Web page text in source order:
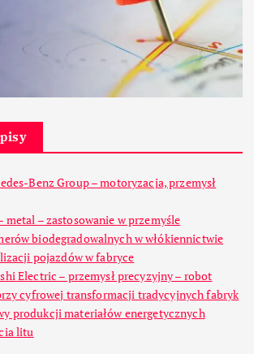
Benz Group – motoryzacja, przemysł
metal – zastosowanie w przemyśle
biodegradowalnych w włókiennictwie
pojazdów w fabryce
Electric – przemysł precyzyjny – robot
cyfrowej transformacji tradycyjnych fabryk
produkcji materiałów energetycznych
litu